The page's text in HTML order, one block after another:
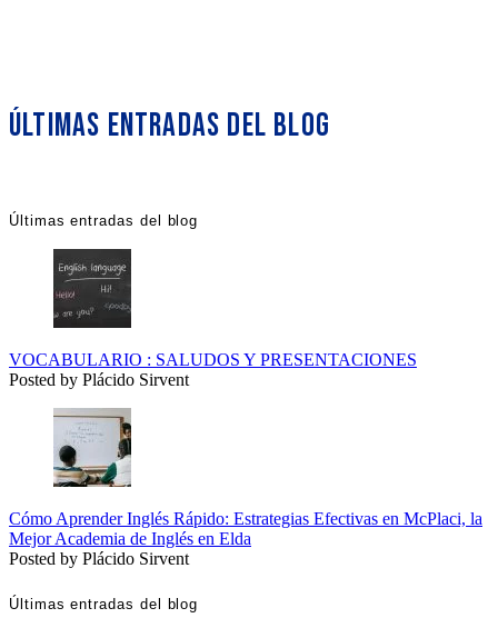
ÚLTIMAS ENTRADAS DEL BLOG
Últimas entradas del blog
VOCABULARIO : SALUDOS Y PRESENTACIONES
Posted by Plácido Sirvent
Cómo Aprender Inglés Rápido: Estrategias Efectivas en McPlaci, la
Mejor Academia de Inglés en Elda
Posted by Plácido Sirvent
Últimas entradas del blog